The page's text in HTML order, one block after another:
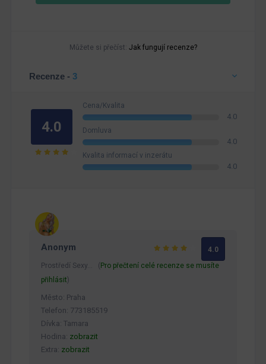
Můžete si přečíst: Jak fungují recenze?
Recenze - 3
4.0
Cena/Kvalita
4.0
Domluva
4.0
Kvalita informací v inzerátu
4.0
Anonym
4.0
Prostředí Sexy… ( Pro přečtení celé recenze se musíte
přihlásit )
Město: Praha
Telefon: 773185519
Dívka: Tamara
Hodina: zobrazit
Extra: zobrazit